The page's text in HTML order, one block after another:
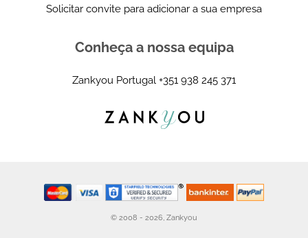
Solicitar convite para adicionar a sua empresa
Conheça a nossa equipa
Zankyou Portugal +351 938 245 371
© 2008 - 2026, Zankyou